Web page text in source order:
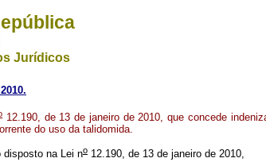
Jurídicos
12.190, de 13 de janeiro de 2010, que concede
do uso da talidomida.
disposto na Lei no 12.190, de 13 de janeiro de 2010,